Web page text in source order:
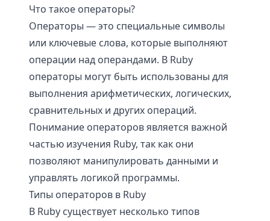
Что такое операторы?
Операторы — это специальные символы
или ключевые слова, которые выполняют
операции над операндами. В Ruby
операторы могут быть использованы для
выполнения арифметических, логических,
сравнительных и других операций.
Понимание операторов является важной
частью изучения Ruby, так как они
позволяют манипулировать данными и
управлять логикой программы.
Типы операторов в Ruby
В Ruby существует несколько типов